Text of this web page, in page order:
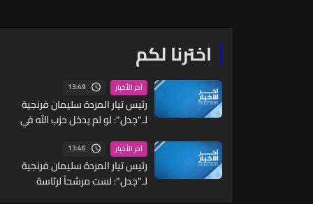
اخترنا لكم
آخر الأخبار 13:49
رئيس تيار المردة سليمان فرنجية
لـ"جدل": لو لم يدخل حزب الله في
وقالوا إنه مع القضية الفلسطينية
لكنه لم يدافع عن فلسطين
آخر الأخبار 13:46
رئيس تيار المردة سليمان فرنجية
لـ"جدل": لست مرشحاً لرئاسة